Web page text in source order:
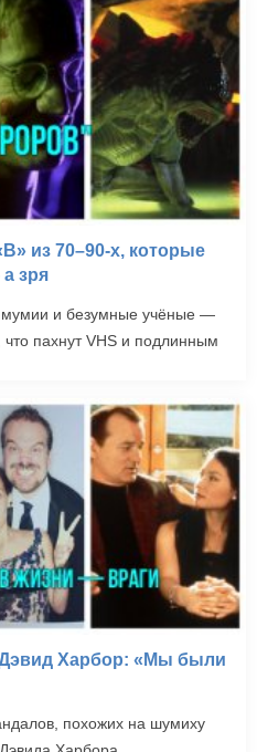
из 70–90-х, которые
зря
и безумные учёные —
пахнут VHS и подлинным
Харбор: «Мы были
похожих на шумиху